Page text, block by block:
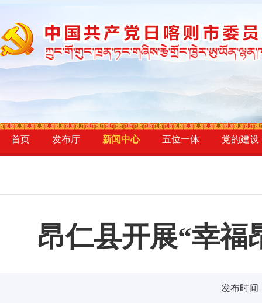
首页 发布厅 新闻中心 五位一体 党的建设
昂仁县开展“幸福
发布时间